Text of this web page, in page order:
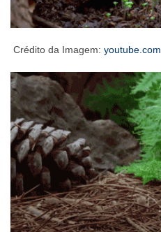
Crédito da Imagem: youtube.com